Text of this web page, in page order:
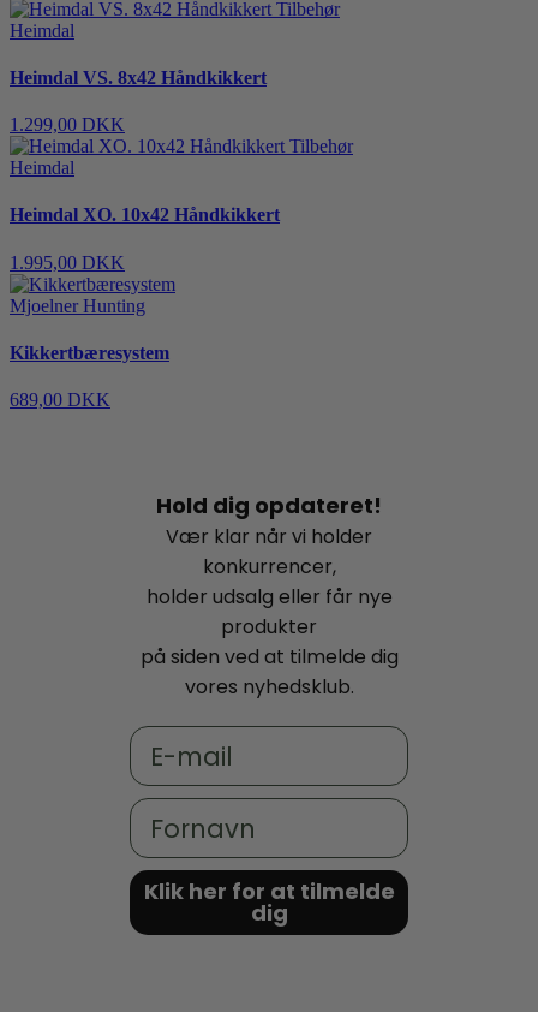
Heimdal
Heimdal VS. 8x42 Håndkikkert
1.299,00 DKK
Heimdal
Heimdal XO. 10x42 Håndkikkert
1.995,00 DKK
Mjoelner Hunting
Kikkertbæresystem
689,00 DKK
Hold dig opdateret!
Vær klar når vi holder
konkurrencer,
holder udsalg eller får nye
produkter
på siden ved at tilmelde dig
vores nyhedsklub.
Email
Fornavn
Klik her for at tilmelde
dig